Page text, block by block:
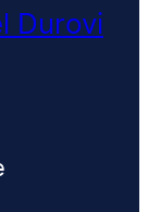
Durovi